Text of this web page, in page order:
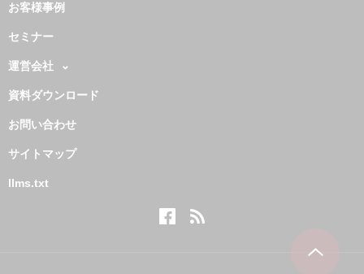
お客様事例
セミナー
運営会社
資料ダウンロード
お問い合わせ
サイトマップ
llms.txt